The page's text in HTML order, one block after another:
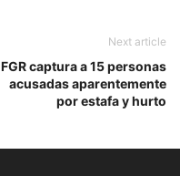
Next article
FGR captura a 15 personas
acusadas aparentemente
por estafa y hurto